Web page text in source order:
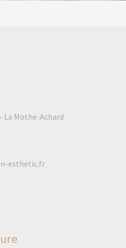
La Mothe-Achard
esthetic.fr